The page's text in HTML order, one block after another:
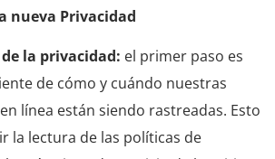
nueva Privacidad
la privacidad: el primer paso es
de cómo y cuándo nuestras
línea están siendo rastreadas. Esto
la lectura de las políticas de